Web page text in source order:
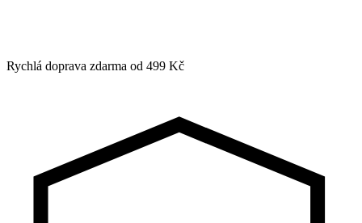
Rychlá doprava zdarma od 499 Kč